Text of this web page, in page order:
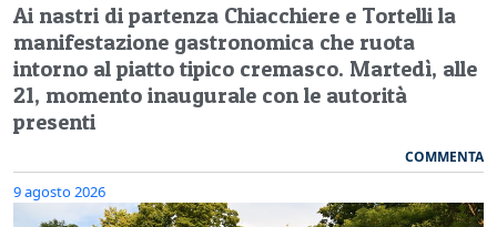
Ai nastri di partenza Chiacchiere e Tortelli la
manifestazione gastronomica che ruota
intorno al piatto tipico cremasco. Martedì, alle
21, momento inaugurale con le autorità
presenti
COMMENTA
9 agosto 2026